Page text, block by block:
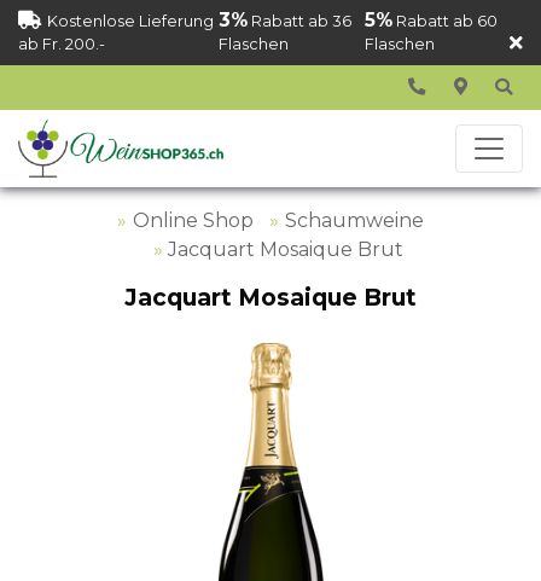
Kostenlose Lieferung
ab Fr. 200.-
3% Rabatt ab 36
Flaschen
5%Rabatt ab 60
Flaschen
Online Shop
Schaumweine
Jacquart Mosaique Brut
Jacquart Mosaique Brut